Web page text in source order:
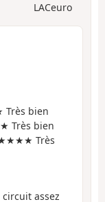
LACeuro
bien
Très bien
Très
assez